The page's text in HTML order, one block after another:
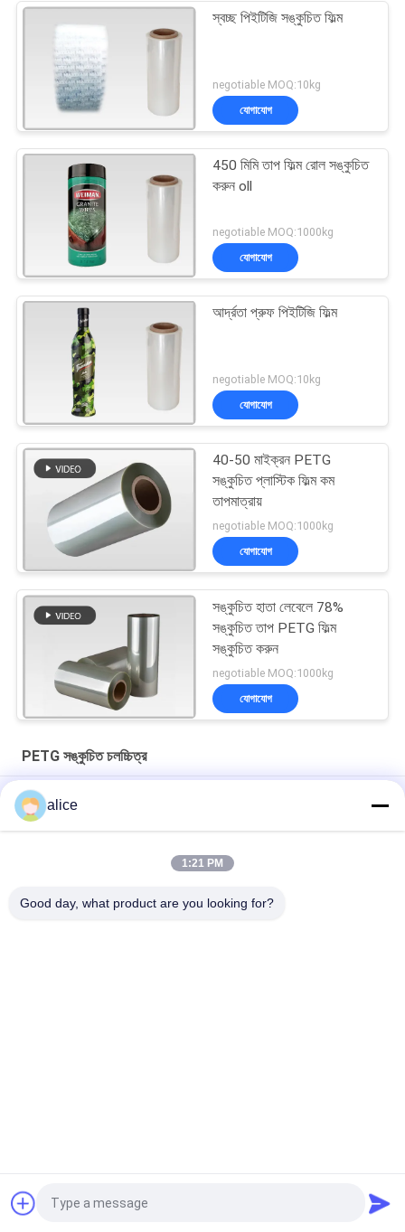
স্বচ্ছ পিইটিজি সঙ্কুচিত ফিল্ম
negotiable MOQ:10kg
যোগাযোগ
450 মিমি তাপ ফিল্ম রোল সঙ্কুচিত
করুন oll
negotiable MOQ:1000kg
যোগাযোগ
আর্দ্রতা প্রুফ পিইটিজি ফিল্ম
negotiable MOQ:10kg
যোগাযোগ
40-50 মাইক্রন PETG
সঙ্কুচিত প্লাস্টিক ফিল্ম কম
তাপমাত্রায়
negotiable MOQ:1000kg
যোগাযোগ
সঙ্কুচিত হাতা লেবেলে 78%
সঙ্কুচিত তাপ PETG ফিল্ম
সঙ্কুচিত করুন
negotiable MOQ:1000kg
যোগাযোগ
PETG সঙ্কুচিত চলচ্চিত্র
3" কোর সাইজের PETG সঙ্কোচন ফিল্ম, চমৎকার প্রিন্টিং প্রভাব এবং পণ্য প্যাকেজিংয়ের
জন্য 9টি কালার পর্যন্ত
alice
1:21 PM
Good day, what product are you looking for?